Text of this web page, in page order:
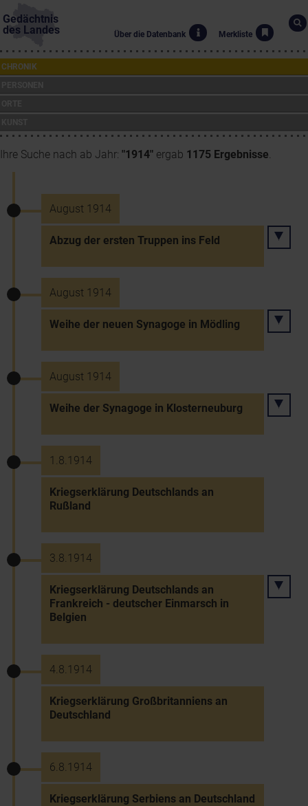
Gedächtnis
des Landes
Über die Datenbank Merkliste
CHRONIK
Ihre Suche nach ab Jahr: "1914" ergab 1175 Ergebnisse.
August 1914
Abzug der ersten Truppen ins Feld
August 1914
Weihe der neuen Synagoge in Mödling
August 1914
Weihe der Synagoge in Klosterneuburg
1.8.1914
Kriegserklärung Deutschlands an
Rußland
3.8.1914
Kriegserklärung Deutschlands an
Frankreich - deutscher Einmarsch in
Belgien
4.8.1914
Kriegserklärung Großbritanniens an
Deutschland
6.8.1914
Kriegserklärung Serbiens an Deutschland